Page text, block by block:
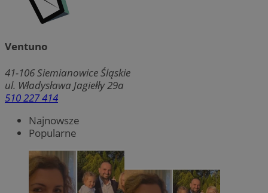
Ventuno
41-106Siemianowice Śląskie
ul. Władysława Jagiełły 29a
510 227 414
Najnowsze
Popularne